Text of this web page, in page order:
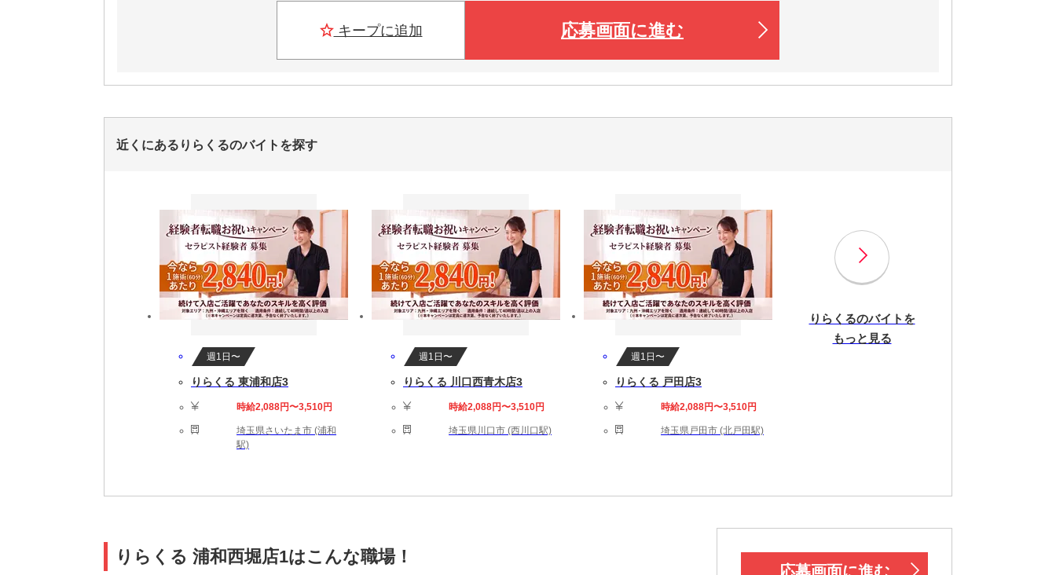
キープに追加 応募画面に進む
近くにあるりらくるのバイトを探す
週1日〜
りらくる 東浦和店3
時給2,088円〜3,510円
埼玉県さいたま市 (浦和
駅)
週1日〜
りらくる 川口西青木店3
時給2,088円〜3,510円
埼玉県川口市 (西川口駅)
週1日〜
りらくる 戸田店3
時給2,088円〜3,510円
埼玉県戸田市 (北戸田駅)
りらくるのバイトを
もっと見る
りらくる 浦和西堀店1はこんな職場！
応募画面に進む